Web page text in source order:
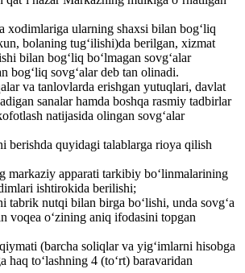
xodimlariga ularning shaxsi bilan bog‘liq
bolaning tug‘ilishi)da berilgan, xizmat
bilan bog‘liq bo‘lmagan sovg‘alar
bog‘liq sovg‘alar deb tan olinadi.
va tanlovlarda erishgan yutuqlari, davlat
sanalar hamda boshqa rasmiy tadbirlar
natijasida olingan sovg‘alar
berishda quyidagi talablarga rioya qilish
markaziy apparati tarkibiy bo‘linmalarining
ishtirokida berilishi;
tabrik nutqi bilan birga bo‘lishi, unda sovg‘a
voqea o‘zining aniq ifodasini topgan
(barcha soliqlar va yig‘imlarni hisobga
haq to‘lashning 4 (to‘rt) baravaridan